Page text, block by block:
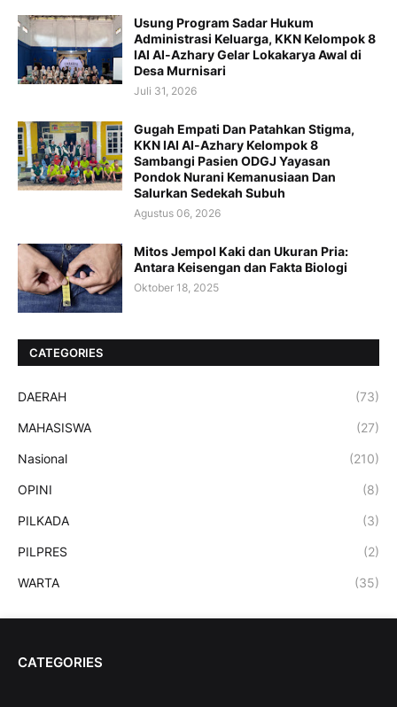
Usung Program Sadar Hukum
Administrasi Keluarga, KKN Kelompok 8
IAI Al-Azhary Gelar Lokakarya Awal di
Desa Murnisari
Juli 31, 2026
Gugah Empati Dan Patahkan Stigma,
KKN IAI Al-Azhary Kelompok 8
Sambangi Pasien ODGJ Yayasan
Pondok Nurani Kemanusiaan Dan
Salurkan Sedekah Subuh
Agustus 06, 2026
Mitos Jempol Kaki dan Ukuran Pria:
Antara Keisengan dan Fakta Biologi
Oktober 18, 2025
CATEGORIES
DAERAH (73)
MAHASISWA (27)
Nasional (210)
OPINI (8)
PILKADA (3)
PILPRES (2)
WARTA (35)
CATEGORIES